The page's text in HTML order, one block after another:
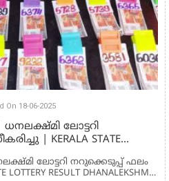
On 18-06-2025
| ധനലക്ഷ്മി ലോട്ടറി
| KERALA STATE
ധനലക്ഷ്മി ലോട്ടറി നറുക്കെടുപ്പ് ഫലം
RESULT DHANALEKSHMI